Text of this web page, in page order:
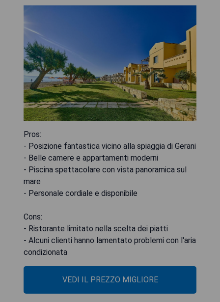
Pros:
- Posizione fantastica vicino alla spiaggia di Gerani
- Belle camere e appartamenti moderni
- Piscina spettacolare con vista panoramica sul
mare
- Personale cordiale e disponibile
Cons:
- Ristorante limitato nella scelta dei piatti
- Alcuni clienti hanno lamentato problemi con l'aria
condizionata
VEDI IL PREZZO MIGLIORE